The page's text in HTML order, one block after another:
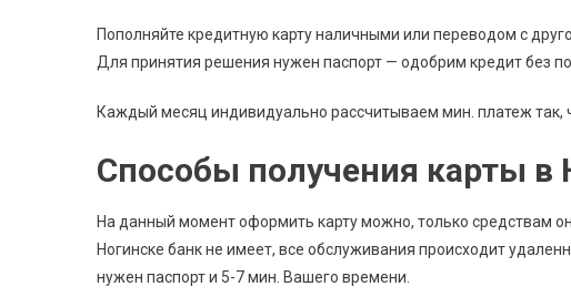
Пополняйте кредитную карту наличными или переводом с
Для принятия решения нужен паспорт — одобрим кредит без
Каждый месяц индивидуально рассчитываем мин. платеж так,
Способы получения карты в
На данный момент оформить карту можно, только средствам
Ногинске банк не имеет, все обслуживания происходит
нужен паспорт и 5-7 мин. Вашего времени.